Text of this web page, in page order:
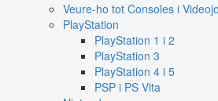
Veure-ho tot Consoles i
PlayStation
PlayStation 1 i 2
PlayStation 3
PlayStation 4 i 5
PSP i PS Vita